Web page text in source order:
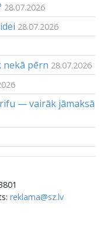
28.07.2026
28.07.2026
nekā pērn 28.07.2026
— vairāk jāmaksā
reklama@sz.lv